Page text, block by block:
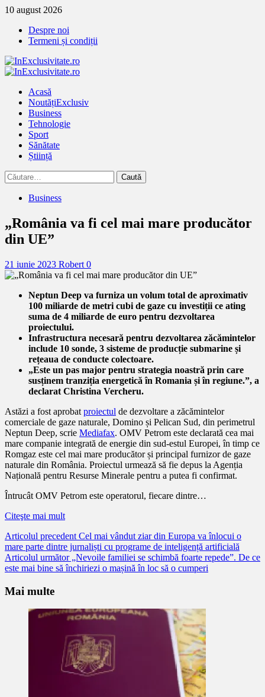
Treci
continut
10 august 2026
Despre noi
Termeni și condiții
Primary
Acasă
NoutățiExclusiv
Business
Tehnologie
Sport
Sănătate
Știință
Caută
după:
Business
„România va fi cel mai mare producător
din UE”
21 iunie 2023 Robert 0
Neptun Deep va furniza un volum total de aproximativ
100 miliarde de metri cubi de gaze cu investiții ce ating
suma de 4 miliarde de euro pentru dezvoltarea
proiectului.
Infrastructura necesară pentru dezvoltarea zăcămintelor
include 10 sonde, 3 sisteme de producție submarine și
rețeaua de conducte colectoare.
„Este un pas major pentru strategia noastră prin care
susținem tranziția energetică în Romania și în regiune.”, a
declarat Christina Vercheru.
Astăzi a fost aprobat proiectul de dezvoltare a zăcămintelor
comerciale de gaze naturale, Domino și Pelican Sud, din perimetrul
Neptun Deep, scrie Mediafax. OMV Petrom este declarată cea mai
mare companie integrată de energie din sud-estul Europei, în timp ce
Romgaz este cel mai mare producător și principal furnizor de gaze
naturale din România. Proiectul urmează să fie depus la Agenția
Națională pentru Resurse Minerale pentru a putea fi confirmat.
Întrucât OMV Petrom este operatorul, fiecare dintre…
Citeşte mai mult
Citește
mai
mult
Articolul precedent Cel mai vândut ziar din Europa va înlocui o
mare parte dintre jurnaliști cu programe de inteligență artificială
Articolul următor„Nevoile familiei se schimbă foarte repede”. De ce
este mai bine să închiriezi o mașină în loc să o cumperi
Mai multe